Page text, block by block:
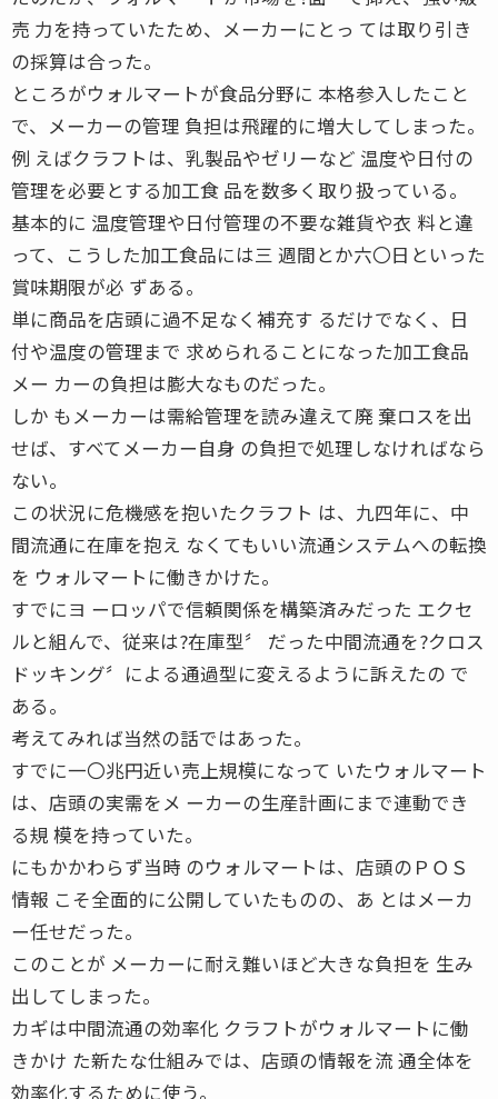
売 力を持っていたため、メーカーにとっ ては取り引き
の採算は合った。
ところがウォルマートが食品分野に 本格参入したこと
で、メーカーの管理 負担は飛躍的に増大してしまった。
例 えばクラフトは、乳製品やゼリーなど 温度や日付の
管理を必要とする加工食 品を数多く取り扱っている。
基本的に 温度管理や日付管理の不要な雑貨や衣 料と違
って、こうした加工食品には三 週間とか六〇日といった
賞味期限が必 ずある。
単に商品を店頭に過不足なく補充す るだけでなく、日
付や温度の管理まで 求められることになった加工食品
メー カーの負担は膨大なものだった。
しか もメーカーは需給管理を読み違えて廃 棄ロスを出
せば、すべてメーカー自身 の負担で処理しなければなら
ない。
この状況に危機感を抱いたクラフト は、九四年に、中
間流通に在庫を抱え なくてもいい流通システムへの転換
を ウォルマートに働きかけた。
すでにヨ ーロッパで信頼関係を構築済みだった エクセ
ルと組んで、従来は?在庫型〞 だった中間流通を?クロス
ドッキング〞による通過型に変えるように訴えたの で
ある。
考えてみれば当然の話ではあった。
すでに一〇兆円近い売上規模になって いたウォルマート
は、店頭の実需をメ ーカーの生産計画にまで連動でき
る規 模を持っていた。
にもかかわらず当時 のウォルマートは、店頭のＰＯＳ
情報 こそ全面的に公開していたものの、あ とはメーカ
ー任せだった。
このことが メーカーに耐え難いほど大きな負担を 生み
出してしまった。
カギは中間流通の効率化 クラフトがウォルマートに働
きかけ た新たな仕組みでは、店頭の情報を流 通全体を
効率化するために使う。